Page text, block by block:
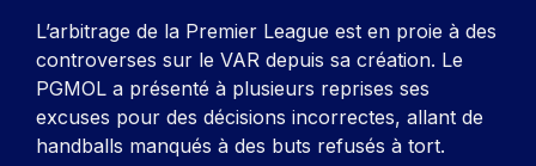
L’arbitrage de la Premier League est en proie à des
controverses sur le VAR depuis sa création. Le
PGMOL a présenté à plusieurs reprises ses
excuses pour des décisions incorrectes, allant de
handballs manqués à des buts refusés à tort.